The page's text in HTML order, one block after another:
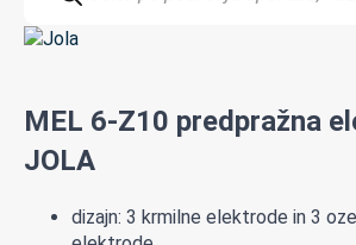
MEL 6-Z10 predpražna
JOLA
dizajn: 3 krmilne elektrode in 3